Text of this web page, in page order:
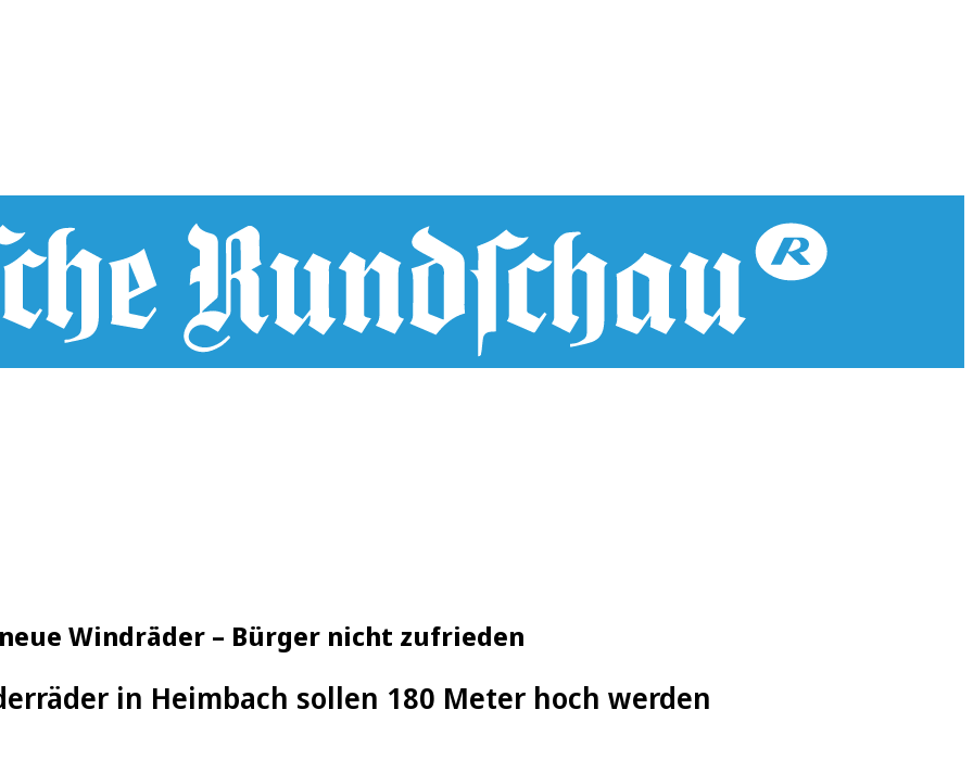
Windräder – Bürger nicht zufrieden
in Heimbach sollen 180 Meter hoch werden